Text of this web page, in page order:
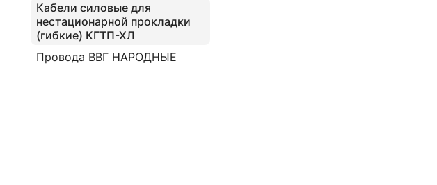
Кабели силовые для
нестационарной прокладки
(гибкие) КГТП-ХЛ
Провода ВВГ НАРОДНЫЕ